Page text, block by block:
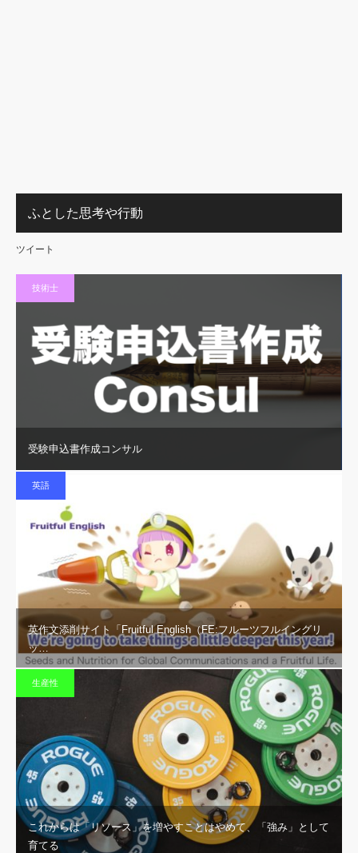
ふとした思考や行動
ツイート
技術士
受験申込書作成コンサル
英語
英作文添削サイト「Fruitful English（FE:フルーツフルイングリ
ッ…
生産性
これからは「リソース」を増やすことはやめて、「強み」として
育てる